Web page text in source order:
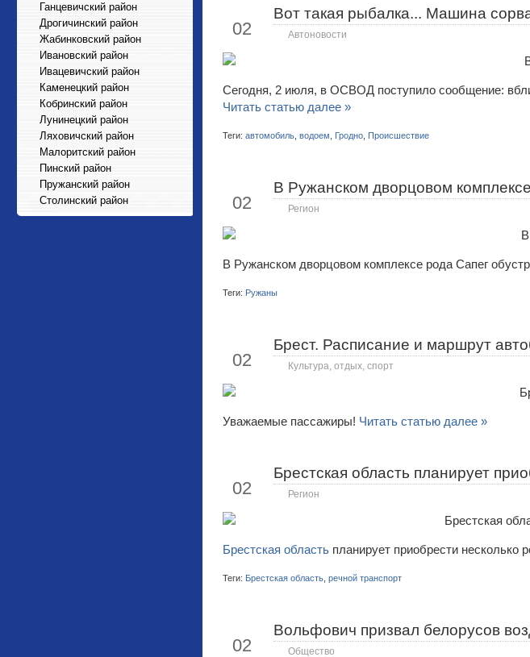
Ганцевичский район
Дрогичинский район
Жабинковский район
Ивановский район
Ивацевичский район
Каменецкий район
Кобринский район
Лунинецкий район
Ляховичский район
Малоритский район
Пинский район
Пружанский район
Столинский район
02
Вот такая рыбалка... Машина
Автоновости
Сегодня, 2 июля, в ОСВОД поступило сообщение:
Читать статью далее »
Теги: автомобиль водоем Гродно Происшествие
02
В Ружанском дворцовом
Регион
В Ружанском дворцовом комплексе рода Сапег
Теги: Ружаны
02
Брест. Расписание и маршрут
Культура, отдых, спорт
Уважаемые пассажиры! Читать статью далее »
02
Брестская область планирует
Регион
Брестская область планирует приобрести несколько
Теги: Брестская область речной транспорт
02
Вольфович призвал белорусов
Общество